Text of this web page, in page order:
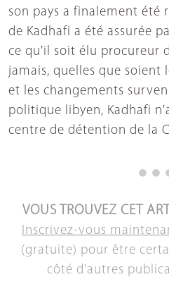
son pays a finalement été
de Kadhafi a été assurée
ce qu'il soit élu procureur
jamais, quelles que soient
et les changements
politique libyen, Kadhafi
centre de détention de la
VOUS TROUVEZ CET
Inscrivez-vous
(gratuite) pour être
côté d'autres